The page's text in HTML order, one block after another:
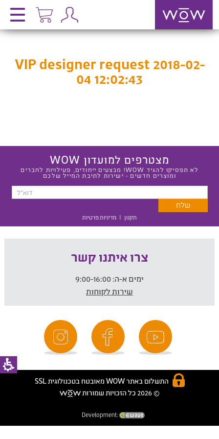
VIP designer request 2018-02-
04 12:02:43
מצטרפים למועדון WOW
לא תפסיקו להגיד WOW! מבצעים ייחודים, פעילויות לחברים
ומוצרים חדשים - ישירות לתיבת המייל שלכם
תקנון | מדיניות פרטיות
צרו איתנו קשר
ימים א-ה:
שירות לקוחות
התשלום באתר WOW מאובטח בטכנולוגית SSL
© 2026 כל הזכויות שמורות
Development: